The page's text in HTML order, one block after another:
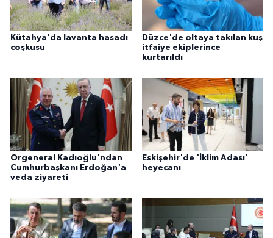
Kütahya'da lavanta hasadı
coşkusu
Düzce'de oltaya takılan kuş
itfaiye ekiplerince
kurtarıldı
Orgeneral Kadıoğlu'ndan
Cumhurbaşkanı Erdoğan'a
veda ziyareti
Eskişehir'de 'İklim Adası'
heyecanı